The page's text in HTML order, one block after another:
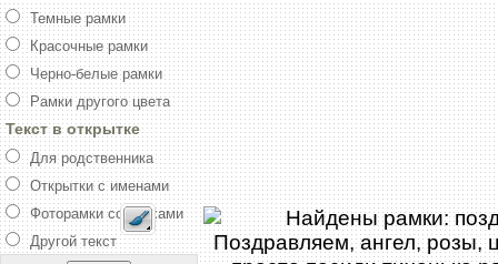
Темные рамки
Красочные рамки
Черно-белые рамки
Рамки другого цвета
Текст в открытке
Для родственника
Открытки с именами
Фоторамки со стихами
Другой текст